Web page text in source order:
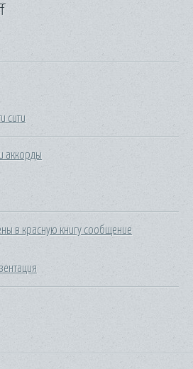
сити
аккорды
в красную книгу сообщение